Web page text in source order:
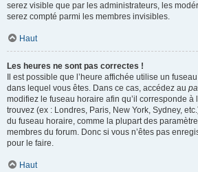
serez visible que par les administrateurs, les
serez compté parmi les membres invisibles.
Haut
Les heures ne sont pas correctes !
Il est possible que l’heure affichée utilise un
dans lequel vous êtes. Dans ce cas, accédez au
modifiez le fuseau horaire afin qu’il corresponde à
trouvez (ex : Londres, Paris, New York, Sydney,
du fuseau horaire, comme la plupart des
membres du forum. Donc si vous n’êtes pas
pour le faire.
Haut